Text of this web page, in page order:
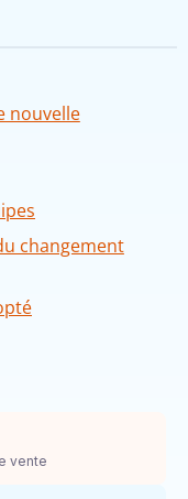
nouvelle
changement
vente